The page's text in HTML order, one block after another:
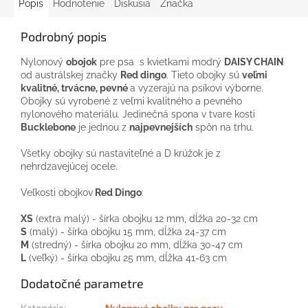
Popis Hodnotenie Diskusia Značka
Podrobný popis
Nylonový obojok pre psa s kvietkami modrý DAISY CHAIN
od austrálskej značky Red dingo. Tieto obojky sú veľmi
kvalitné, trvácne, pevnéa vyzerajú na psíkovi výborne.
Obojky sú vyrobené z veľmi kvalitného a pevného
nylonového materiálu. Jedinečná spona v tvare kosti
Bucklebone je jednou z najpevnejších spôn na trhu.
Všetky obojky sú nastaviteľné a D krúžok je z
nehrdzavejúcej ocele.
Veľkosti obojkov Red Dingo:
XS (extra malý) - šírka obojku 12 mm, dĺžka 20-32 cm
S (malý) - šírka obojku 15 mm, dĺžka 24-37 cm
M (stredný) - šírka obojku 20 mm, dĺžka 30-47 cm
L (veľký) - šírka obojku 25 mm, dĺžka 41-63 cm
Dodatočné parametre